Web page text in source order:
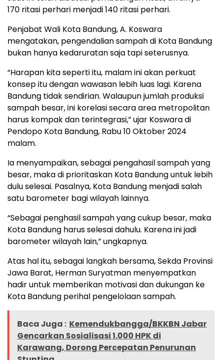
170 ritasi perhari menjadi 140 ritasi perhari.
Penjabat Wali Kota Bandung, A. Koswara
mengatakan, pengendalian sampah di Kota Bandung
bukan hanya kedaruratan saja tapi seterusnya.
“Harapan kita seperti itu, malam ini akan perkuat
konsep itu dengan wawasan lebih luas lagi. Karena
Bandung tidak sendirian. Walaupun jumlah produksi
sampah besar, ini korelasi secara area metropolitan
harus kompak dan terintegrasi,” ujar Koswara di
Pendopo Kota Bandung, Rabu 10 Oktober 2024
malam.
Ia menyampaikan, sebagai pengahasil sampah yang
besar, maka di prioritaskan Kota Bandung untuk lebih
dulu selesai. Pasalnya, Kota Bandung menjadi salah
satu barometer bagi wilayah lainnya.
“Sebagai penghasil sampah yang cukup besar, maka
Kota Bandung harus selesai dahulu. Karena ini jadi
barometer wilayah lain,” ungkapnya.
Atas hal itu, sebagai langkah bersama, Sekda Provinsi
Jawa Barat, Herman Suryatman menyempatkan
hadir untuk memberikan motivasi dan dukungan ke
Kota Bandung perihal pengelolaan sampah.
Baca Juga : Kemendukbangga/BKKBN Jabar
Gencarkan Sosialisasi 1.000 HPK di
Karawang, Dorong Percepatan Penurunan